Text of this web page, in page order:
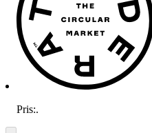
Pris:.